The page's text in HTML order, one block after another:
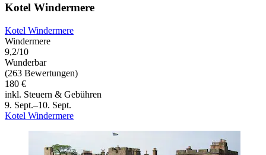
Kotel Windermere
Kotel Windermere
Windermere
9,2/10
Wunderbar
(263 Bewertungen)
180 €
inkl. Steuern & Gebühren
9. Sept.–10. Sept.
Kotel Windermere